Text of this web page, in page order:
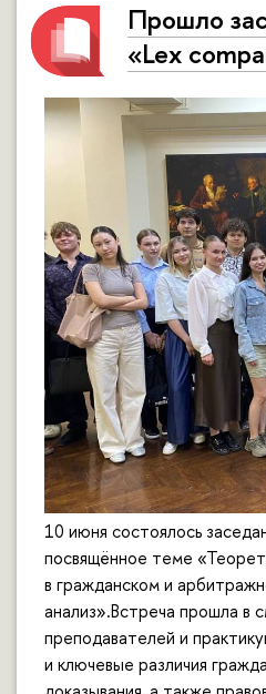
Прошло
«Lex
10 июня состоялось
посвящённое теме
в гражданском и
анализ».Встреча прошла в
преподавателей и
и ключевые различия